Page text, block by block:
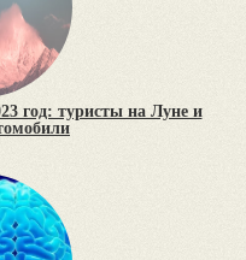
год: туристы на Луне и